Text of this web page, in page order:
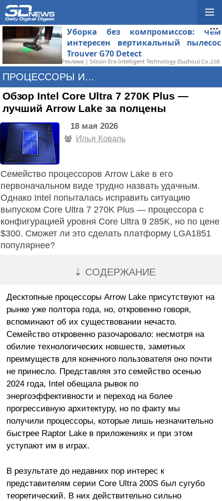
Уборка без компромиссов: чем
интересен вертикальный пылесос
Trouver G70 Detect
Реклама | Silicon Era Intelligent Technology (Suzhou) Co.,Ltd.
ПРОЦЕССОРЫ И ПАМЯТЬ
Обзор Intel Core Ultra 7 270K Plus —
лучший Arrow Lake за полцены
18 мая 2026
Илья Коваль
Семейство процессоров Arrow Lake в его
первоначальном виде трудно назвать удачным.
Однако Intel попыталась исправить ситуацию
выпуском Core Ultra 7 270K Plus — процессора с
конфигурацией уровня Core Ultra 9 285K, но по цене
$300. Сможет ли это сделать платформу LGA1851
популярнее?
⇣ СОДЕРЖАНИЕ
Десктопные процессоры Arrow Lake присутствуют на
рынке уже полтора года, но, откровенно говоря,
вспоминают об их существовании нечасто.
Семейство откровенно разочаровало: несмотря на
обилие технологических новшеств, заметных
преимуществ для конечного пользователя оно почти
не принесло. Представляя это семейство осенью
2024 года, Intel обещала рывок по
энергоэффективности и переход на более
прогрессивную архитектуру, но по факту мы
получили процессоры, которые лишь незначительно
быстрее Raptor Lake в приложениях и при этом
уступают им в играх.
В результате до недавних пор интерес к
представителям серии Core Ultra 200S был сугубо
теоретический. В них действительно сильно